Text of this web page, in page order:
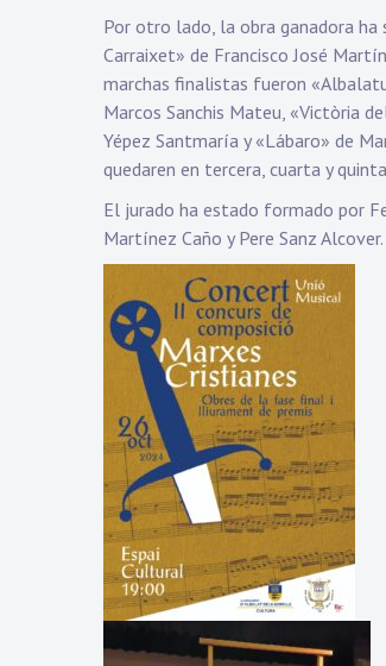
Por otro lado, la obra ganadora
Carraixet» de Francisco José
marchas finalistas fueron
Marcos Sanchis Mateu, «Victòria
Yépez Santmaría y «Lábaro» de
quedaren en tercera, cuarta y
El jurado ha estado formado por
Martínez Caño y Pere Sanz Alcover.